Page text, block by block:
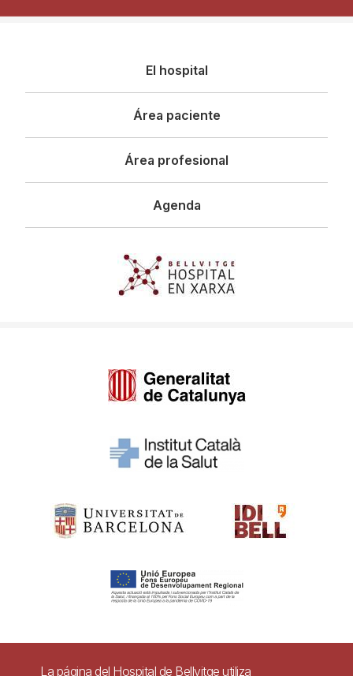
principal
El hospital
Área paciente
Área profesional
Agenda
La página del Hospital de Bellvitge utiliza